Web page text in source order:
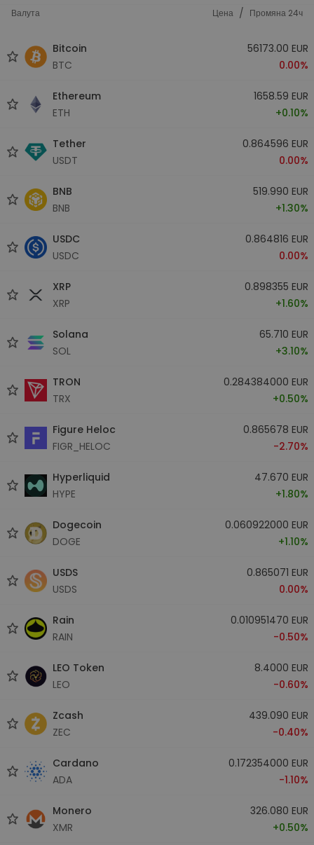
Валута Цена / Промяна 24ч
Bitcoin
BTC
56173.00 EUR
0.00%
Ethereum
ETH
1658.59 EUR
+0.10%
Tether
USDT
0.864596 EUR
0.00%
BNB
BNB
519.990 EUR
+1.30%
USDC
USDC
0.864816 EUR
0.00%
XRP
XRP
0.898355 EUR
+1.60%
Solana
SOL
65.710 EUR
+3.10%
TRON
TRX
0.284384000 EUR
+0.50%
Figure Heloc
FIGR_HELOC
0.865678 EUR
-2.70%
Hyperliquid
HYPE
47.670 EUR
+1.80%
Dogecoin
DOGE
0.060922000 EUR
+1.10%
USDS
USDS
0.865071 EUR
0.00%
Rain
RAIN
0.010951470 EUR
-0.50%
LEO Token
LEO
8.4000 EUR
-0.60%
Zcash
ZEC
439.090 EUR
-0.40%
Cardano
ADA
0.172354000 EUR
-1.10%
Monero
XMR
326.080 EUR
+0.50%